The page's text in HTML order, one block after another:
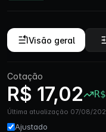
Visão geral
Cotação
R$ 17,02
Última atualização 07/08/
Ajustado